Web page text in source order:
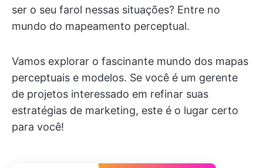
ser o seu farol nessas situações? Entre no
mundo do mapeamento perceptual.
Vamos explorar o fascinante mundo dos mapas
perceptuais e modelos. Se você é um gerente
de projetos interessado em refinar suas
estratégias de marketing, este é o lugar certo
para você!